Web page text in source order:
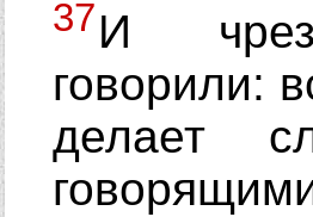
37И
говорили:
делает